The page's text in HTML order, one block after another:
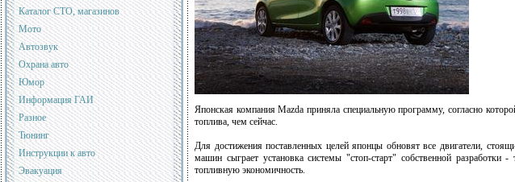
Каталог СТО, магазинов
Мото
Автозвук
Охрана авто
Юмор
Информация ГАИ
Разное
Тюнинг
Инструкции к авто
Эвакуация
Японская компания Mazda приняла специальную программу, согласно
топлива, чем сейчас.
Для достижения поставленных целей японцы обновят все двигатели,
машин сыграет установка системы "стоп-старт" собственной разработки
топливную экономичность.